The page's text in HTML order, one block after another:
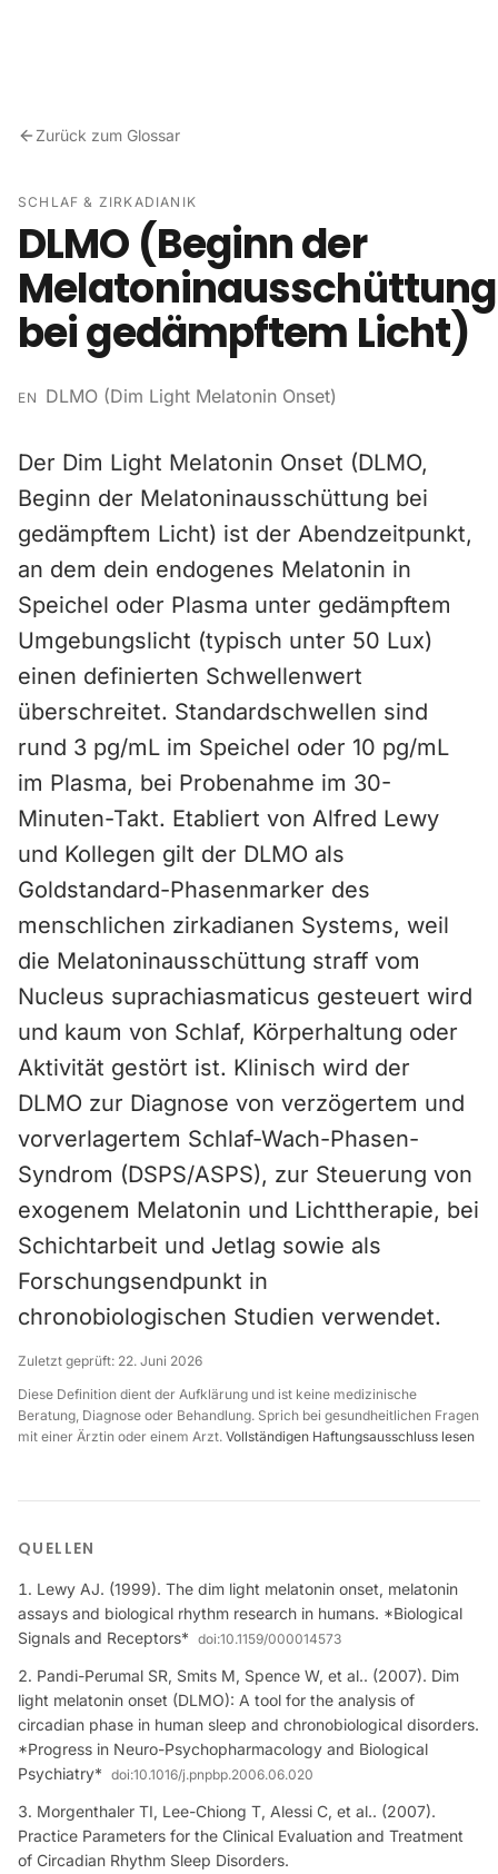
Zurück zum Glossar
SCHLAF & ZIRKADIANIK
DLMO (Beginn der
Melatoninausschüttung
bei gedämpftem Licht)
EN DLMO (Dim Light Melatonin Onset)
Der Dim Light Melatonin Onset (DLMO,
Beginn der Melatoninausschüttung bei
gedämpftem Licht) ist der Abendzeitpunkt,
an dem dein endogenes Melatonin in
Speichel oder Plasma unter gedämpftem
Umgebungslicht (typisch unter 50 Lux)
einen definierten Schwellenwert
überschreitet. Standardschwellen sind
rund 3 pg/mL im Speichel oder 10 pg/mL
im Plasma, bei Probenahme im 30-
Minuten-Takt. Etabliert von Alfred Lewy
und Kollegen gilt der DLMO als
Goldstandard-Phasenmarker des
menschlichen zirkadianen Systems, weil
die Melatoninausschüttung straff vom
Nucleus suprachiasmaticus gesteuert wird
und kaum von Schlaf, Körperhaltung oder
Aktivität gestört ist. Klinisch wird der
DLMO zur Diagnose von verzögertem und
vorverlagertem Schlaf-Wach-Phasen-
Syndrom (DSPS/ASPS), zur Steuerung von
exogenem Melatonin und Lichttherapie, bei
Schichtarbeit und Jetlag sowie als
Forschungsendpunkt in
chronobiologischen Studien verwendet.
Zuletzt geprüft: 22. Juni 2026
Diese Definition dient der Aufklärung und ist keine medizinische
Beratung, Diagnose oder Behandlung. Sprich bei gesundheitlichen Fragen
mit einer Ärztin oder einem Arzt. Vollständigen Haftungsausschluss lesen
QUELLEN
Lewy AJ. (1999). The dim light melatonin onset, melatonin
assays and biological rhythm research in humans. *Biological
Signals and Receptors* doi:10.1159/000014573
Pandi-Perumal SR, Smits M, Spence W, et al.. (2007). Dim
light melatonin onset (DLMO): A tool for the analysis of
circadian phase in human sleep and chronobiological disorders.
*Progress in Neuro-Psychopharmacology and Biological
Psychiatry* doi:10.1016/j.pnpbp.2006.06.020
Morgenthaler TI, Lee-Chiong T, Alessi C, et al.. (2007).
Practice Parameters for the Clinical Evaluation and Treatment
of Circadian Rhythm Sleep Disorders.